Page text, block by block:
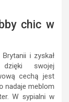
chic w
i zyskał
swojej
cechą jest
nadaje meblom
W sypialni w